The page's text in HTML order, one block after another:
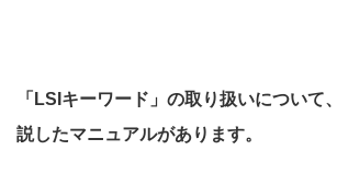
「LSIキーワード」の取り扱いについて
説したマニュアルがあります。